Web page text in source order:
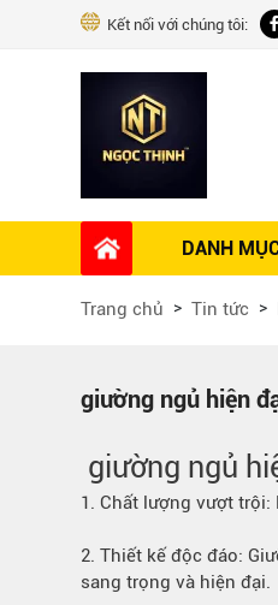
Kết nối với chúng tôi:
DANH
Phụ kiện Nội thất
Ổ khóa tủ
Máy hút mùi
Phụ kiện tủ áo
Phụ kiện tủ bếp trên
Bếp từ-Bếp hồng
Chậu rửa bát
Dự án thi công
Trang chủ Tin tức
giường ngủ hiện
giường ngủ
1. Chất lượng vượt trội:
2.Thiết kế độc đáo:
sang trọng và hiện đại.